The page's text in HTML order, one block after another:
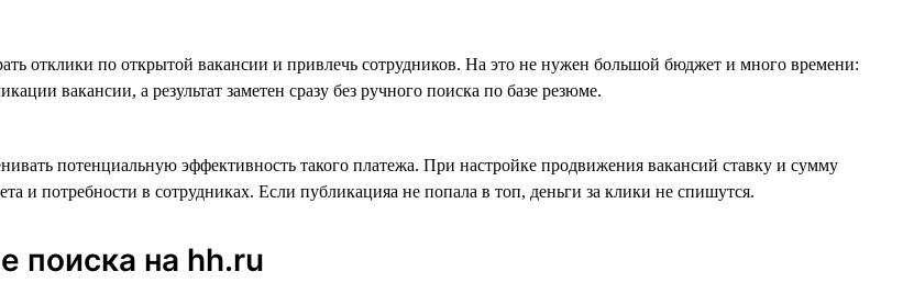
отклики по открытой вакансии и привлечь сотрудников. На это не нужен большой бюджет и много времени:
вакансии, а результат заметен сразу без ручного поиска по базе резюме.
потенциальную эффективность такого платежа. При настройке продвижения вакансий ставку и сумму
и потребности в сотрудниках. Если публикацияа не попала в топ, деньги за клики не спишутся.
поиска на hh.ru